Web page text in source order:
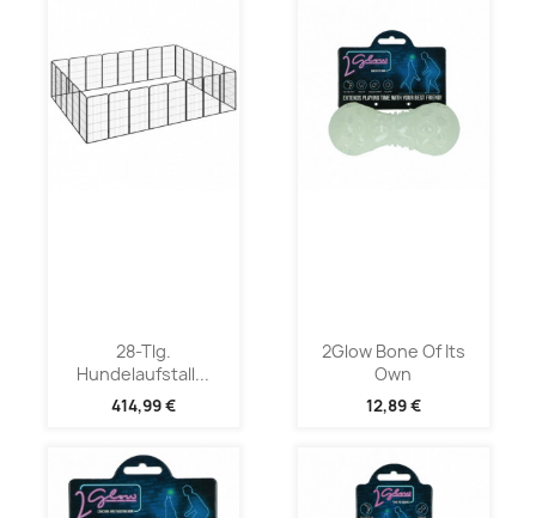
28-Tlg.
Hundelaufstall...
414,99 €
2Glow Bone Of Its
Own
12,89 €